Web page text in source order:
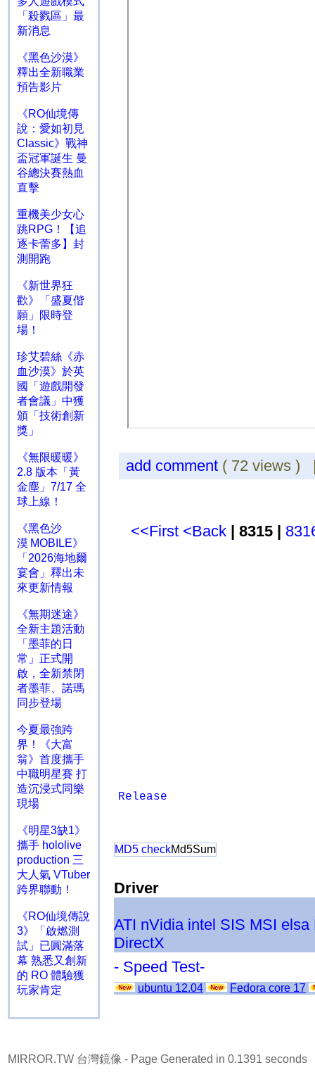
「殺戮區」最
新消息
《黑色沙漠》
釋出全新職業
預告影片
《RO仙境傳
說：愛如初見
Classic》戰神
盃冠軍誕生 曼
谷總決賽熱血
直擊
重機美少女心
跳RPG！【追
逐卡蕾多】封
測開跑
《新世界狂
歡》「盛夏偕
願」限時登
場！
珍艾碧絲《赤
血沙漠》於英
國「遊戲開發
者會議」中獲
頒「技術創新
獎」
《無限暖暖》
2.8 版本「黃
金塵」7/17 全
球上線！
《黑色沙
漠 MOBILE》
「2026海地爾
宴會」釋出未
來更新情報
《無期迷途》
全新主題活動
「墨菲的日
常」正式開
啟，全新禁閉
者墨菲、諾瑪
同步登場
今夏最強跨
界！《大富
翁》首度攜手
中職明星賽 打
造沉浸式同樂
現場
《明星3缺1》
攜手 hololive
production 三
大人氣 VTuber
跨界聯動！
《RO仙境傳說
3》「啟燃測
試」已圓滿落
幕 熟悉又創新
的 RO 體驗獲
玩家肯定
add comment ( 72 views
<<First <Back | 8315 |
Release
MD5 checkMd5Sum
Driver
ATI nVidia intel SIS MSI elsa
DirectX
- Speed Test-
ubuntu 12.04 Fedora core 17
MIRROR.TW 台灣鏡像 - Page Generated in 0.1391 seconds